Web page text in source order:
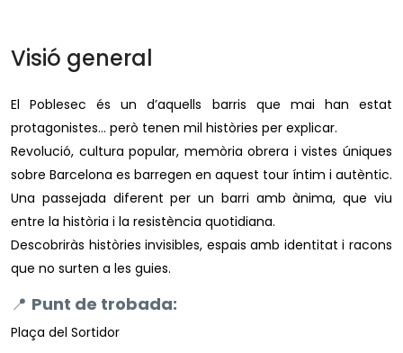
Visió general
El Poblesec és un d’aquells barris que mai han estat
protagonistes… però tenen mil històries per explicar.
Revolució, cultura popular, memòria obrera i vistes úniques
sobre Barcelona es barregen en aquest tour íntim i autèntic.
Una passejada diferent per un barri amb ànima, que viu
entre la història i la resistència quotidiana.
Descobriràs històries invisibles, espais amb identitat i racons
que no surten a les guies.
📍 Punt de trobada:
Plaça del Sortidor